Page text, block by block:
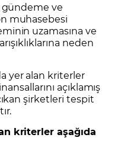
gündeme ve
muhasebesi
uzamasına ve
neden
yer alan kriterler
açıklamış
şirketleri tespit
kriterler aşağıda